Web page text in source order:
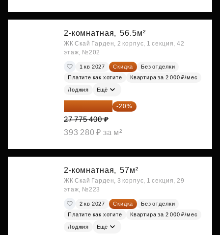
2-комнатная, 56.5м²
ЖК Скай Гарден, 2 корпус, 1 секция, 42
этаж, №202
1 кв 2027 Скидка
Без отделки
Платите как хотите
Квартира за 2 000 ₽/мес
Лоджия Ещё
22 220 320 ₽ -20%
27 775 400 ₽
393 280 ₽ за м²
2-комнатная, 57м²
ЖК Скай Гарден, 3 корпус, 1 секция, 29
этаж, №223
2 кв 2027 Скидка
Без отделки
Платите как хотите
Квартира за 2 000 ₽/мес
Лоджия Ещё